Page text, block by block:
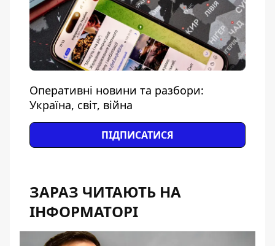
Оперативні новини та разбори:
Україна, світ, війна
ПІДПИСАТИСЯ
ЗАРАЗ ЧИТАЮТЬ НА
ІНФОРМАТОРІ